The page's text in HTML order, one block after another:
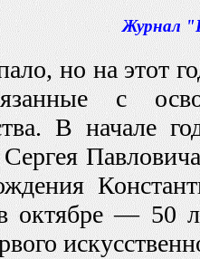
Журнал
но на этот
с
В начале
октябре — 50